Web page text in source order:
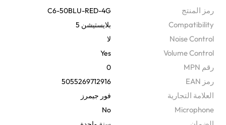
اللين، وطوق الرأس القابل للضبط بتجربة لعب مريحة وغنية مع صوت فائق
الوضوح. ما عليك سوى ضبط مستوى صوت اللعبة والدردشة باستخدام
عناصر التحكم المدمجة بالسبك للحصول على الإعداد الملائم والصحيح في
كل مرة.
رمز المنتج C6-50BLU-RED-4G
Compatibility بلايستيشن 5
Noise Control لا
Volume Control
Yes
رقم MPN 0
رمز EAN 5055269712916
‫العلامة التجارية فور جيمرز
Microphone
No